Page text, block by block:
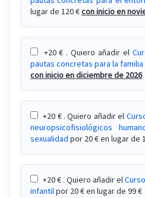
Curso de técnicas de
adolescentes
Curso de técnicas de
psicología
Curso de terapia analítica
Curso de terapia
(aplicaciones clínicas)
Curso de terapia cognitiva
Curso de tratamiento de
lugar de 120 €con inicio en
+20 € . Quiero añadir el
pautas concretas para la familia
con inicio en diciembre de 2026
+20 € . Quiero añadir el
neuropsicofisiológicos
sexualidad por 20 € en lugar de
+20 € . Quiero añadir el
infantilpor 20 € en lugar de 99 €